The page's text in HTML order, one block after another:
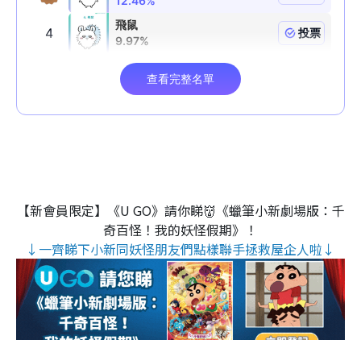
【新會員限定】《U GO》請你睇👹《蠟筆小新劇場版：千
奇百怪！我的妖怪假期》！
↓一齊睇下小新同妖怪朋友們點樣聯手拯救屋企人啦↓